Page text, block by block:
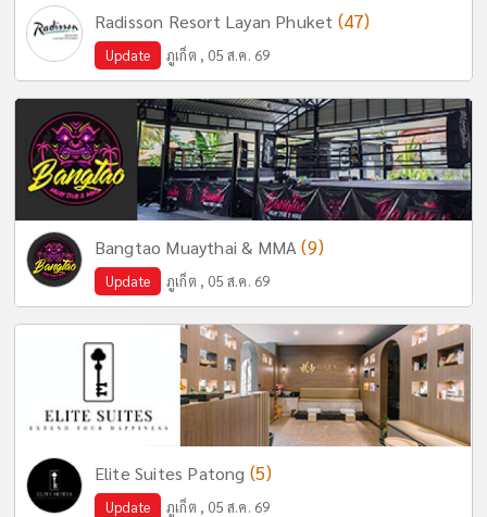
Radisson Resort Layan Phuket (47)
Update ภูเก็ต , 05 ส.ค. 69
Bangtao Muaythai & MMA(9)
Update ภูเก็ต , 05 ส.ค. 69
Elite Suites Patong (5)
Update ภูเก็ต , 05 ส.ค. 69